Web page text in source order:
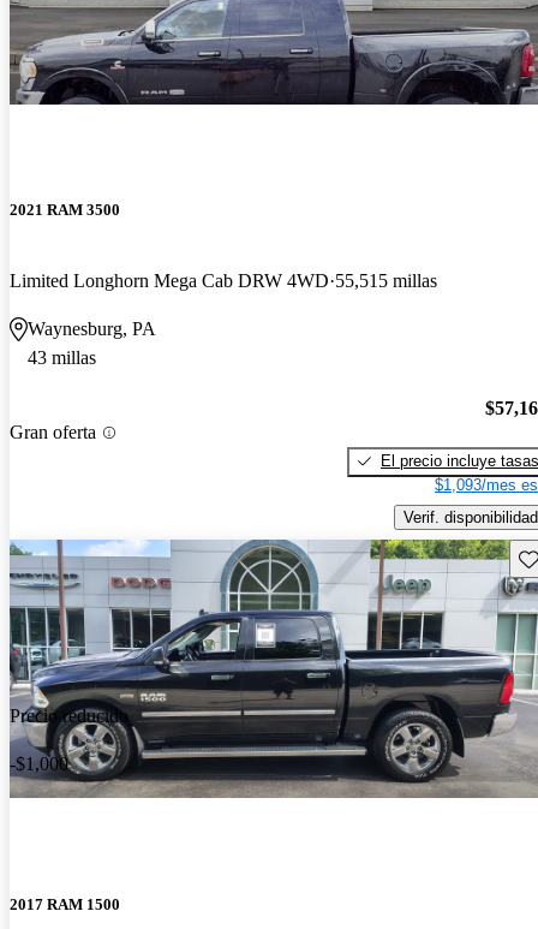
2021 RAM 3500
Limited Longhorn Mega Cab DRW 4WD 55,515 millas
Waynesburg, PA
43 millas
Gran oferta
El precio incluye tasas
$1,093/mes
Verif. disponibilidad
Precio reducido
-$1,000
2017 RAM 1500